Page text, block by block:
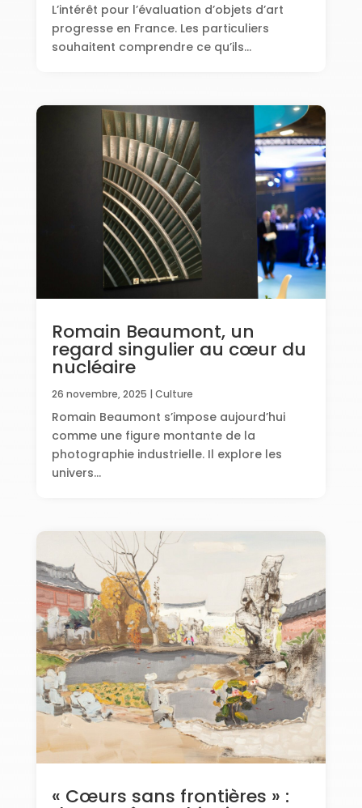
L’intérêt pour l’évaluation d’objets d’art
progresse en France. Les particuliers
souhaitent comprendre ce qu’ils...
Romain Beaumont, un
regard singulier au cœur du
nucléaire
26 novembre, 2025 | Culture
Romain Beaumont s’impose aujourd’hui
comme une figure montante de la
photographie industrielle. Il explore les
univers...
« Cœurs sans frontières » :